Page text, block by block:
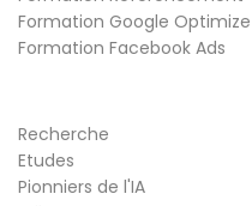
Formation Google Optimize
Formation Facebook Ads
Recherche
Etudes
Pionniers de l'IA